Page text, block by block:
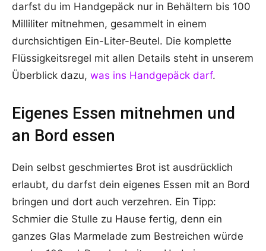
darfst du im Handgepäck nur in Behältern bis 100
Milliliter mitnehmen, gesammelt in einem
durchsichtigen Ein-Liter-Beutel. Die komplette
Flüssigkeitsregel mit allen Details steht in unserem
Überblick dazu, was ins Handgepäck darf.
Eigenes Essen mitnehmen und
an Bord essen
Dein selbst geschmiertes Brot ist ausdrücklich
erlaubt, du darfst dein eigenes Essen mit an Bord
bringen und dort auch verzehren. Ein Tipp:
Schmier die Stulle zu Hause fertig, denn ein
ganzes Glas Marmelade zum Bestreichen würde